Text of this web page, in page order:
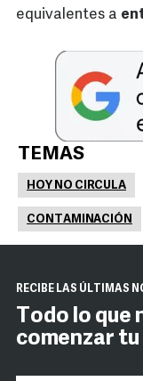
equivalentes a
TEMAS
HOY NO CIRCULA
CONTAMINACIÓN
RECIBE LAS ÚLTIMAS
Todo lo que
comenzar tu